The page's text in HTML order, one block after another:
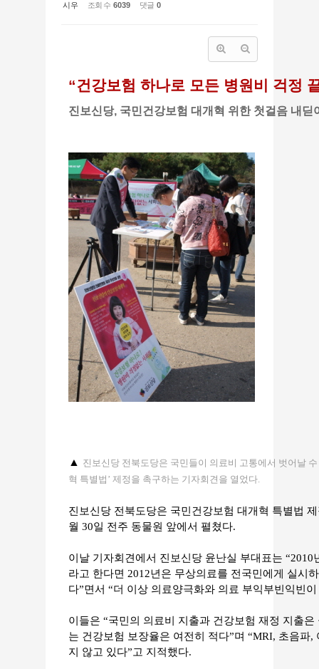
시우 조회 수 6039 댓글 0
“건강보험 하나로 모든 병원비 걱정
진보신당, 국민건강보험 대개혁 위한 첫걸음 내딛
▲ 진보신당 전북도당은 국민들이 의료비 고통에서 벗어날
혁 특별법’ 제정을 촉구하는 기자회견을 열었다.
진보신당 전북도당은 국민건강보험 대개혁 특별법
월 30일 전주 동물원 앞에서 펼쳤다.
이날 기자회견에서 진보신당 윤난실 부대표는
라고 한다면 2012년은 무상의료를 전국민에게 실시
다”면서 “더 이상 의료양극화와 의료 부익부빈익빈
이들은 “국민의 의료비 지출과 건강보험 재정 지출
는 건강보험 보장율은 여전히 적다”며 “MRI, 초음파
지 않고 있다”고 지적했다.